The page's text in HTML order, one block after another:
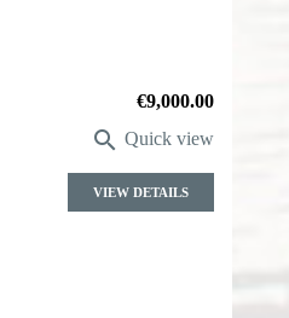
Price
€9,000.00
 Quick view
VIEW DETAILS